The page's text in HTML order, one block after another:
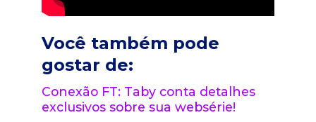
Você também pode
gostar de:
Conexão FT: Taby conta detalhes
exclusivos sobre sua websérie!